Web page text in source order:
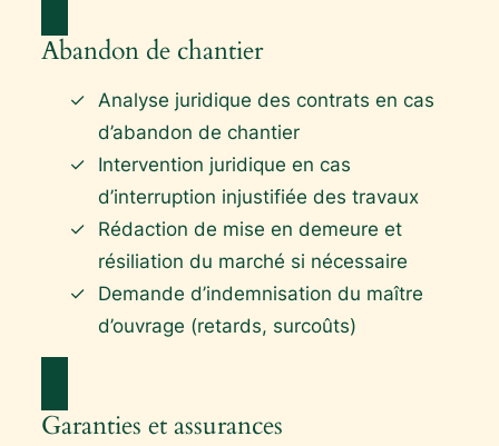
Abandon de chantier
Analyse juridique des contrats en cas
d’abandon de chantier
Intervention juridique en cas
d’interruption injustifiée des travaux
Rédaction de mise en demeure et
résiliation du marché si nécessaire
Demande d’indemnisation du maître
d’ouvrage (retards, surcoûts)
Garanties et assurances